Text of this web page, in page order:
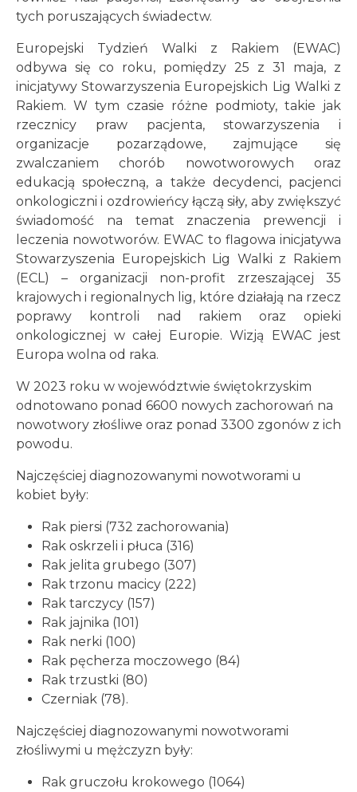
tych poruszających świadectw.
Europejski Tydzień Walki z Rakiem (EWAC)
odbywa się co roku, pomiędzy 25 z 31 maja, z
inicjatywy Stowarzyszenia Europejskich Lig Walki z
Rakiem. W tym czasie różne podmioty, takie jak
rzecznicy praw pacjenta, stowarzyszenia i
organizacje pozarządowe, zajmujące się
zwalczaniem chorób nowotworowych oraz
edukacją społeczną, a także decydenci, pacjenci
onkologiczni i ozdrowieńcy łączą siły, aby zwiększyć
świadomość na temat znaczenia prewencji i
leczenia nowotworów. EWAC to flagowa inicjatywa
Stowarzyszenia Europejskich Lig Walki z Rakiem
(ECL) – organizacji non-profit zrzeszającej 35
krajowych i regionalnych lig, które działają na rzecz
poprawy kontroli nad rakiem oraz opieki
onkologicznej w całej Europie. Wizją EWAC jest
Europa wolna od raka.
W 2023 roku w województwie świętokrzyskim
odnotowano ponad 6600 nowych zachorowań na
nowotwory złośliwe oraz ponad 3300 zgonów z ich
powodu.
Najczęściej diagnozowanymi nowotworami u
kobiet były:
Rak piersi (732 zachorowania)
Rak oskrzeli i płuca (316)
Rak jelita grubego (307)
Rak trzonu macicy (222)
Rak tarczycy (157)
Rak jajnika (101)
Rak nerki (100)
Rak pęcherza moczowego (84)
Rak trzustki (80)
Czerniak (78).
Najczęściej diagnozowanymi nowotworami
złośliwymi u mężczyzn były:
Rak gruczołu krokowego (1064)